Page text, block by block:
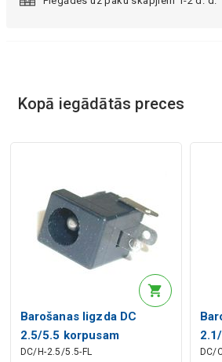
Kopā iegādātās preces
Barošanas ligzda DC
2.5/5.5 korpusam
lodējams NH308
DC/H-2.5/5.5-FL DC/